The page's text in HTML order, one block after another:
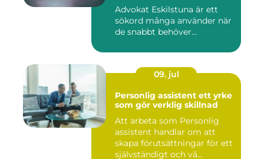
Advokat Eskilstuna är ett
sökord många använder när
de snabbt behöver...
09. jul
Personlig assistent ett yrke
som gör verklig skillnad
Att arbeta som Personlig
assistent handlar om att
skapa förutsättningar för ett
självständigt och vä...